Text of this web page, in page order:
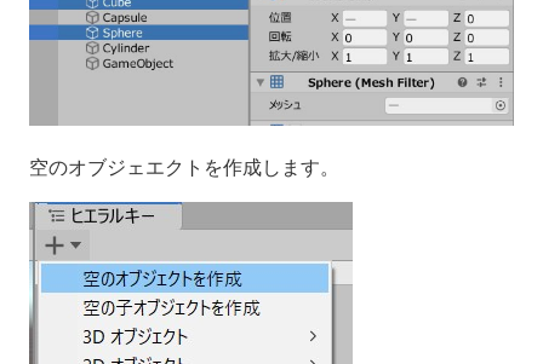
空のオブジェエクトを作成します。